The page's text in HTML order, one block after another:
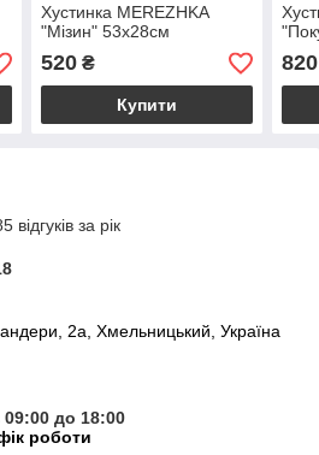
Хустинка MEREZHKA
"Мізин" 53х28см
520₴
Купити
820
за рік
2a, Хмельницький, Україна
до 18:00
роботи